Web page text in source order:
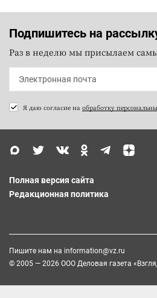
Подпишитесь на
Раз в неделю мы присылаем
Я даю согласие на обработку
Полная версия сайта
Редакционная политика
Пишите нам на information@vz.ru
© 2005 — 2026 ООО Деловая газета